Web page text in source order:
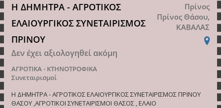
Η ΔΗΜΗΤΡΑ - ΑΓΡΟΤΙΚΟΣ
ΕΛΑΙΟΥΡΓΙΚΟΣ ΣΥΝΕΤΑΙΡΙΣΜΟΣ
ΠΡΙΝΟΥ
Δεν έχει αξιολογηθεί ακόμη
ΑΓΡΟΤΙΚΑ - ΚΤΗΝΟΤΡΟΦΙΚΑ
Συνεταιρισμοί
Πρίνος
Πρίνος Θάσου,
ΚΑΒΑΛΑΣ
Η ΔΗΜΗΤΡΑ - ΑΓΡΟΤΙΚΟΣ ΕΛΑΙΟΥΡΓΙΚΟΣ ΣΥΝΕΤΑΙΡΙΣΜΟΣ ΠΡΙΝΟΥ
ΘΑΣΟΥ ,ΑΓΡΟΤΙΚΟΙ ΣΥΝΕΤΑΙΡΙΣΜΟΙ ΘΑΣΟΣ , ΕΛΑΙΟ